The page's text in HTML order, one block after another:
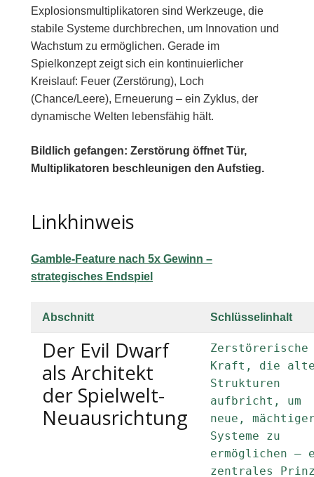
Explosionsmultiplikatoren sind Werkzeuge, die
stabile Systeme durchbrechen, um Innovation und
Wachstum zu ermöglichen. Gerade im
Spielkonzept zeigt sich ein kontinuierlicher
Kreislauf: Feuer (Zerstörung), Loch
(Chance/Leere), Erneuerung – ein Zyklus, der
dynamische Welten lebensfähig hält.
Bildlich gefangen: Zerstörung öffnet Tür,
Multiplikatoren beschleunigen den Aufstieg.
Linkhinweis
Gamble-Feature nach 5x Gewinn –
strategisches Endspiel
Abschnitt Schlüsselinhalt
Der Evil Dwarf
als Architekt
der Spielwelt-
Neuausrichtung
Zerstörerische
Kraft, die
Strukturen
aufbricht, um
neue,
Systeme zu
ermöglichen –
zentrales